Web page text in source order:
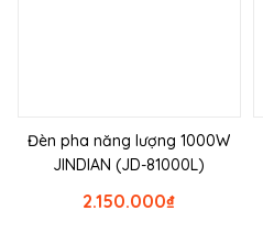
Đèn pha năng lượng 1000W
JINDIAN (JD-81000L)
₫
2.150.000